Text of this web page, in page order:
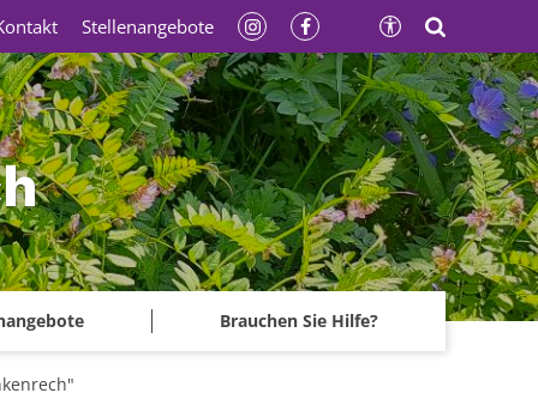
Brauchen Sie Hilfe?
Stellenangebote